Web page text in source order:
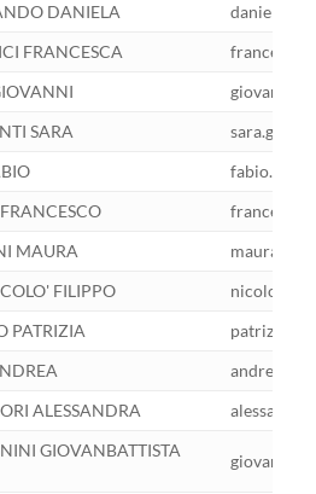
DANIELA
FRANCESCA
SARA
MAURA
FILIPPO
PATRIZIA
ALESSANDRA
GIOVANBATTISTA